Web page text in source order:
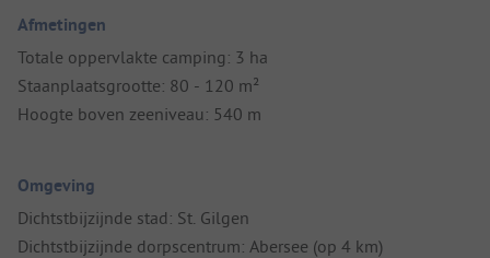
Afmetingen
Totale oppervlakte camping: 3 ha
Staanplaatsgrootte: 80 - 120 m²
Hoogte boven zeeniveau: 540 m
Omgeving
Dichtstbijzijnde stad: St. Gilgen
Dichtstbijzijnde dorpscentrum: Abersee (op 4 km)